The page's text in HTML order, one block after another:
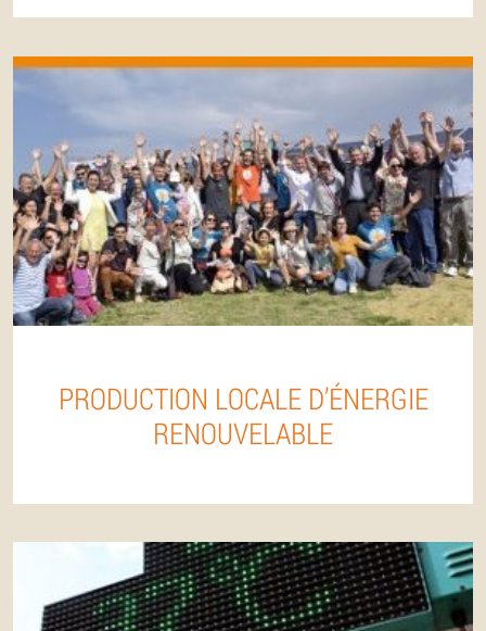
PRODUCTION LOCALE D’ÉNERGIE
RENOUVELABLE